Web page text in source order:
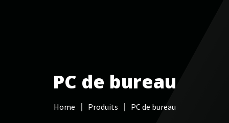
Câblage réseau
NAS
PC de bureau
Home Produits PC de bureau